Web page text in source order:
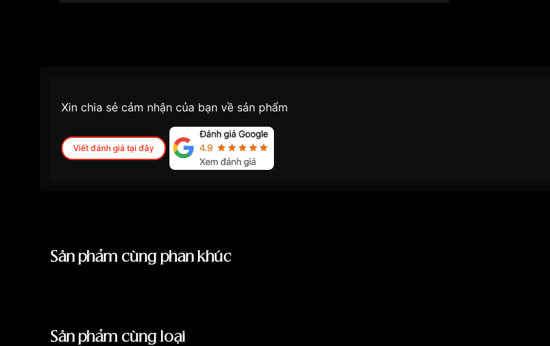
Xin chia sẻ cảm nhận của bạn về sản phẩm
Viết đánh giá tại đây
Sản phẩm cùng phân khúc
Sản phẩm cùng loại